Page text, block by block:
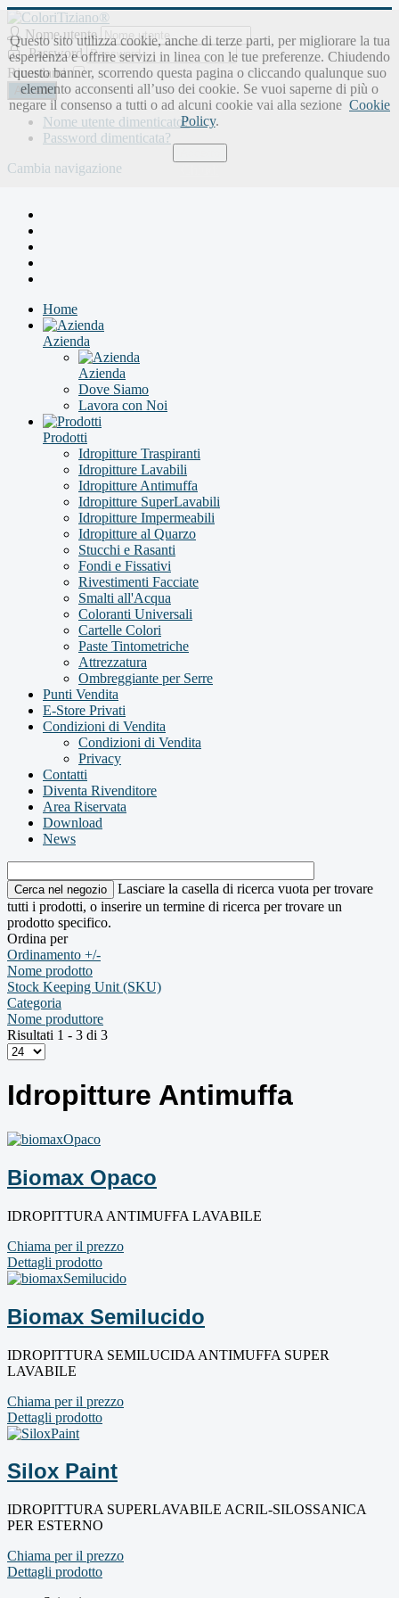
Questo sito utilizza cookie, anche di terze parti, per migliorare la tua
esperienza e offrire servizi in linea con le tue preferenze. Chiudendo
questo banner, scorrendo questa pagina o cliccando qualunque suo
elemento acconsenti all’uso dei cookie. Se vuoi saperne di più o
negare il consenso a tutti o ad alcuni cookie vai alla sezione Cookie
Policy.
Nome utente
Password
Ricordami
Accedi
Nome utente dimenticato?
Password dimenticata?
Cambia navigazione
Home
Azienda
Azienda
Dove Siamo
Lavora con Noi
Prodotti
Idropitture Traspiranti
Idropitture Lavabili
Idropitture Antimuffa
Idropitture SuperLavabili
Idropitture Impermeabili
Idropitture al Quarzo
Stucchi e Rasanti
Fondi e Fissativi
Rivestimenti Facciate
Smalti all'Acqua
Coloranti Universali
Cartelle Colori
Paste Tintometriche
Attrezzatura
Ombreggiante per Serre
Punti Vendita
E-Store Privati
Condizioni di Vendita
Condizioni di Vendita
Privacy
Contatti
Diventa Rivenditore
Area Riservata
Download
News
Lasciare la casella di ricerca vuota per trovare
tutti i prodotti, o inserire un termine di ricerca per trovare un
prodotto specifico.
Ordina per
Ordinamento +/-
Nome prodotto
Stock Keeping Unit (SKU)
Categoria
Nome produttore
Risultati 1 - 3 di 3
Idropitture Antimuffa
Biomax Opaco
IDROPITTURA ANTIMUFFA LAVABILE
Chiama per il prezzo
Dettagli prodotto
Biomax Semilucido
IDROPITTURA SEMILUCIDA ANTIMUFFA SUPER
LAVABILE
Chiama per il prezzo
Dettagli prodotto
Silox Paint
IDROPITTURA SUPERLAVABILE ACRIL-SILOSSANICA
PER ESTERNO
Chiama per il prezzo
Dettagli prodotto